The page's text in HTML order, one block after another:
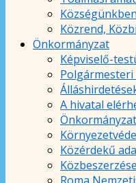
Közrend,
Önkormányzat
Képviselő-
A hivatal
Közérdekű